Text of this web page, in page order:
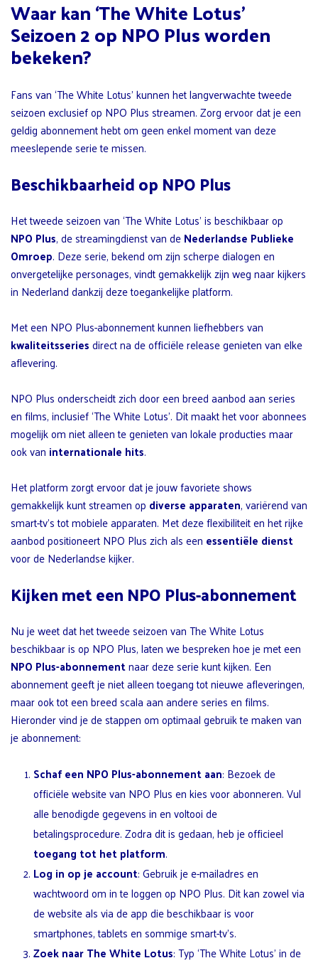
Waar kan ‘The White Lotus’
Seizoen 2 op NPO Plus worden
bekeken?
Fans van ‘The White Lotus’ kunnen het langverwachte tweede
seizoen exclusief op NPO Plus streamen. Zorg ervoor dat je een
geldig abonnement hebt om geen enkel moment van deze
meeslepende serie te missen.
Beschikbaarheid op NPO Plus
Het tweede seizoen van ‘The White Lotus’ is beschikbaar op
NPO Plus, de streamingdienst van deNederlandse Publieke
Omroep. Deze serie, bekend om zijn scherpe dialogen en
onvergetelijke personages, vindt gemakkelijk zijn weg naar kijkers
in Nederland dankzij deze toegankelijke platform.
Met een NPO Plus-abonnement kunnen liefhebbers van
kwaliteitsseriesdirect na de officiële release genieten van elke
aflevering.
NPO Plus onderscheidt zich door een breed aanbod aan series
en films, inclusief ‘The White Lotus’. Dit maakt het voor abonnees
mogelijk om niet alleen te genieten van lokale producties maar
ook van internationale hits.
Het platform zorgt ervoor dat je jouw favoriete shows
gemakkelijk kunt streamen op diverse apparaten, variërend van
smart-tv’s tot mobiele apparaten. Met deze flexibiliteit en het rijke
aanbod positioneert NPO Plus zich als een essentiële dienst
voor de Nederlandse kijker.
Kijken met een NPO Plus-abonnement
Nu je weet dat het tweede seizoen van The White Lotus
beschikbaar is op NPO Plus, laten we bespreken hoe je met een
NPO Plus-abonnementnaar deze serie kunt kijken. Een
abonnement geeft je niet alleen toegang tot nieuwe afleveringen,
maar ook tot een breed scala aan andere series en films.
Hieronder vind je de stappen om optimaal gebruik te maken van
je abonnement:
Schaf een NPO Plus-abonnement aan: Bezoek de
officiële website van NPO Plus en kies voor abonneren. Vul
alle benodigde gegevens in en voltooi de
betalingsprocedure. Zodra dit is gedaan, heb je officieel
toegang tot het platform.
Log in op je account: Gebruik je e-mailadres en
wachtwoord om in te loggen op NPO Plus. Dit kan zowel via
de website als via de app die beschikbaar is voor
smartphones, tablets en sommige smart-tv’s.
Zoek naar The White Lotus: Typ ‘The White Lotus’ in de